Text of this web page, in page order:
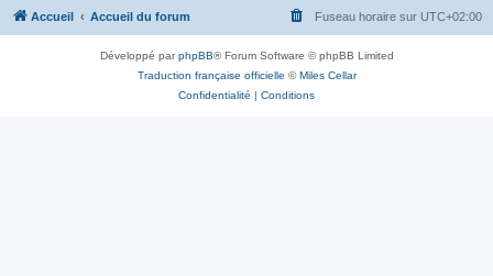
Accueil Accueil du forum Fuseau horaire sur UTC+02:00
Développé parphpBB® Forum Software © phpBB Limited
Traduction française officielle ©Miles Cellar
Confidentialité | Conditions